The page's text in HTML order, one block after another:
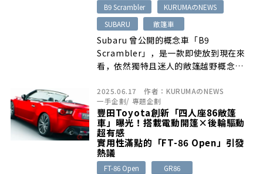
B9 Scrambler
KURUMAのNEWS
SUBARU
敞篷車
Subaru 曾公開的概念車「B9
Scrambler」，是一款即使放到現在來
看，依然獨特且迷人的敞篷越野概念
2025.06.17 作者： KURUMAのNEWS
一手企劃/ 專題企劃
豐田Toyota創新「四人座86敞篷
車」曝光！搭載電動開篷×後輪驅動
超有感
實用性滿點的「FT-86 Open」引發
熱議
FT-86 Open
GR86